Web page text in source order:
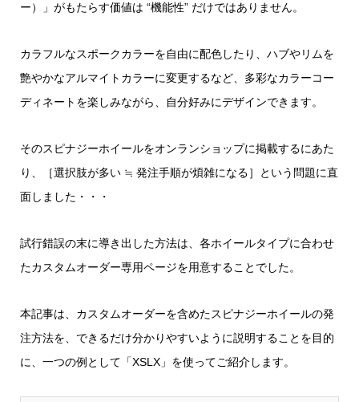
ー）」がもたらす価値は “機能性” だけではありません。
カラフルなスポークカラーを自由に配色したり、ハブやリムを
艶やかなアルマイトカラーに変更するなど、多彩なカラーコー
ディネートを楽しみながら、自分好みにデザインできます。
そのスピナジーホイールをオンランショップに掲載するにあた
り、［選択肢が多い ≒ 発注手順が煩雑になる］という問題に直
面しました・・・
試行錯誤の末に導き出した方法は、各ホイールタイプに合わせ
たカスタムオーダー専用ページを用意することでした。
本記事は、カスタムオーダーを含めたスピナジーホイールの発
注方法を、できるだけ分かりやすいように説明することを目的
に、一つの例として「XSLX」を使ってご紹介します。